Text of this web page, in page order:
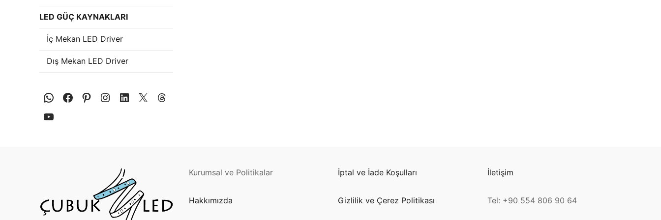
Cephe Animasyon LEDLine Serisi
Cephe Animasyon WallWasher Serisi
LED GÜÇ KAYNAKLARI
İç Mekan LED Driver
Dış Mekan LED Driver
Kurumsal ve Politikalar
Hakkımızda
İptal ve İade Koşulları
Gizlilik ve Çerez Politikası
İletişim
Tel: +90 554 806 90 64